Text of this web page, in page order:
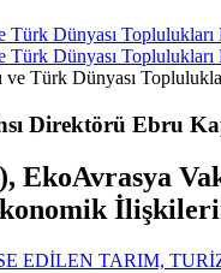
Türk Dünyası
Türk Dünyası
Direktörü Ebru
EkoAvrasya
EDİLEN TARIM,